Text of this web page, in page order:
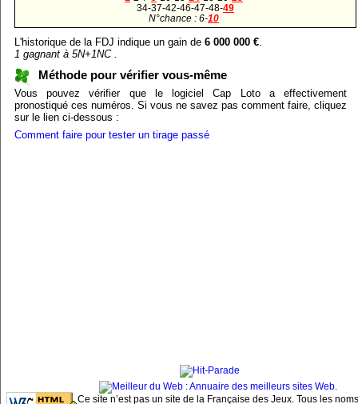
34-37-42-46-47-48-49
N°chance : 6-10
L'historique de la FDJ indique un gain de 6 000 000 €.
1 gagnant à 5N+1NC .
Méthode pour vérifier vous-même
Vous pouvez vérifier que le logiciel Cap Loto a effectivement
pronostiqué ces numéros. Si vous ne savez pas comment faire, cliquez
sur le lien ci-dessous :
Comment faire pour tester un tirage passé
Ce site n’est pas un site de la Française des Jeux. Tous les noms